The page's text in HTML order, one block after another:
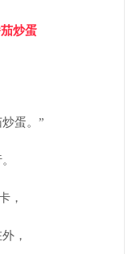
炒蛋
蛋。”
，
，